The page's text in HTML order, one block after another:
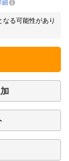
細
る可能性があり